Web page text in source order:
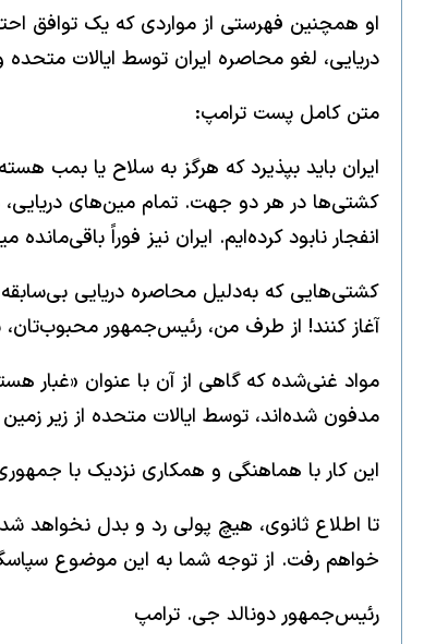
او همچنین فهرستی از مواردی که یک توافق
دریایی، لغو محاصره ایران توسط ایالات
متن کامل پست ترامپ:
ایران باید بپذیرد که هرگز به سلاح یا بمب
کشتی‌ها در هر دو جهت. تمام مین‌های دریایی،
انفجار نابود کرده‌ایم. ایران نیز فوراً
کشتی‌هایی که به‌دلیل محاصره دریایی
آغاز کنند! از طرف من، رئیس‌جمهور
مدفون شده‌اند، توسط ایالات متحده از زیر
این کار با هماهنگی و همکاری نزدیک با
تا اطلاع ثانوی، هیچ پولی رد و بدل نخواهد
خواهم رفت. از توجه شما به این موضوع
رئیس‌جمهور دونالد جی. ترامپ